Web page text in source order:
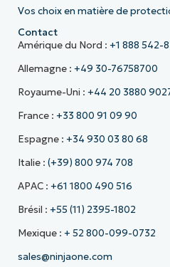
Vos choix en matière de
Contact
Amérique du Nord : +1 888 542-
Allemagne : +49 30-76758700
Royaume-Uni : +44 20 3880
France : +33 800 91 09 90
Espagne : +34 930 03 80 68
Italie : (+39) 800 974 708
APAC : +61 1800 490 516
Brésil : +55 (11) 2395-1802
Mexique : + 52 800-099-0732
sales@ninjaone.com